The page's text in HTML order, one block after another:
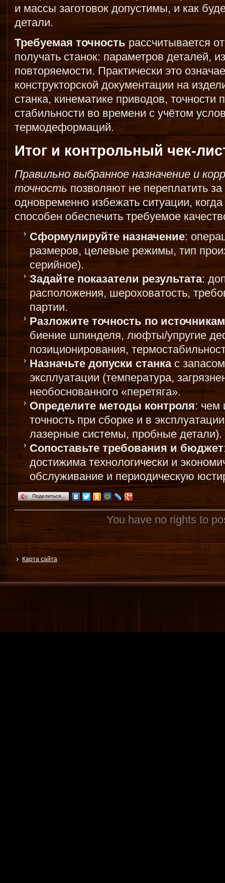
и массы заготовок допустимы, и как
детали.
Требуемая точность рассчитывается
получать станок: параметров деталей,
повторяемости. Практически это
конструкторской документации на
станка, кинематике приводов, точности
стабильности во времени с учётом
термодеформаций.
Итог и контрольный чек-
Правильно выбранное назначение и
точность позволяют не переплатить
одновременно избежать ситуации, когда
способен обеспечить требуемое
Сформулируйте назначение:
размеров, целевые режимы, тип
серийное).
Задайте показатели результата:
расположения, шероховатость,
партии.
Разложите точность по источникам
биение шпинделя, люфты/упругие
позиционирования,
Назначьте допуски станкас
эксплуатации (температура,
необоснованного «перетяга».
Определите методы контроля: чем
точность при сборке и в
лазерные системы, пробные детали).
Сопоставьте требования и бюджет
достижима технологически и
обслуживание и периодическую
Поделиться…
You have no rights to
Карта сайта